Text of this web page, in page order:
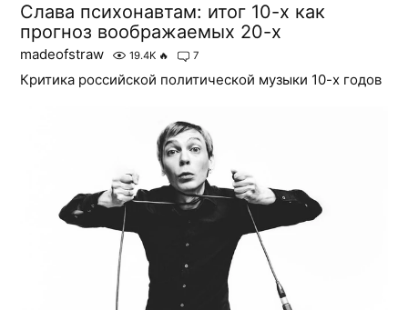
Слава психонавтам: итог 10-х как
прогноз воображаемых 20-х
madeofstraw 19.4K 🔥 7
Критика российской политической музыки 10-х годов